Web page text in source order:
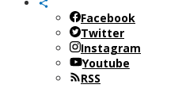
Facebook
Twitter
Instagram
Youtube
RSS